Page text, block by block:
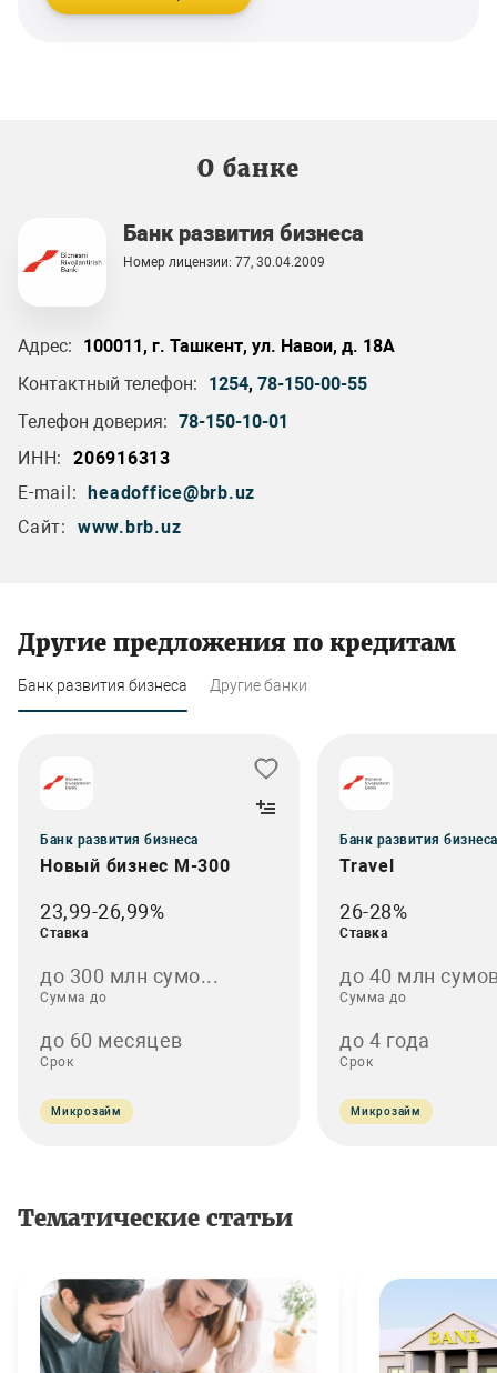
О банке
Банк развития бизнеса
Номер лицензии: 77, 30.04.2009
Адрес:
100011, г. Ташкент, ул. Навои, д. 18А
Контактный телефон:
1254, 78-150-00-55
Телефон доверия: 78-150-10-01
ИНН:
206916313
E-mail: headoffice@brb.uz
Сайт:
www.brb.uz
Другие предложения по кредитам
Банк развития бизнеса Другие банки
Банк развития бизнеса
Новый бизнес M-300
23,99-26,99%
Ставка
до 300 млн сумо...
Сумма до
до 60 месяцев
Срок
Микрозайм
Банк развития бизнеса
Travel
26-28%
Ставка
до 40 млн
Сумма до
до 4 года
Срок
Микрозайм
Тематические статьи